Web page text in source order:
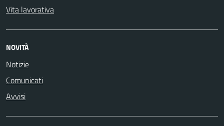
Vita lavorativa
NOVITÀ
Notizie
Comunicati
Avvisi